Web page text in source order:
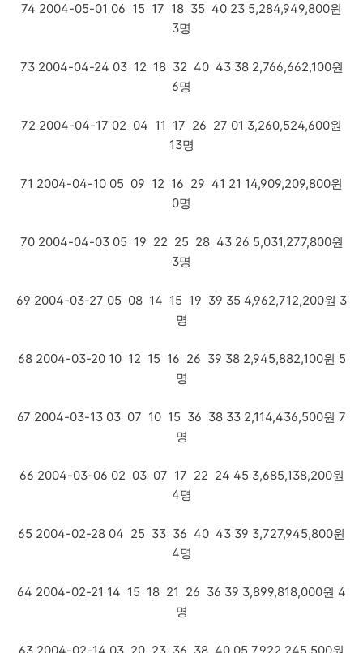
74 2004-05-01 06 15 17 18 35 40 23 5,284,949,800원
3명
73 2004-04-24 03 12 18 32 40 43 38 2,766,662,100원
6명
72 2004-04-17 02 04 11 17 26 27 01 3,260,524,600원
13명
71 2004-04-10 05 09 12 16 29 41 21 14,909,209,800원
0명
70 2004-04-03 05 19 22 25 28 43 26 5,031,277,800원
3명
69 2004-03-27 05 08 14 15 19 39 35 4,962,712,200원 3
명
68 2004-03-20 10 12 15 16 26 39 38 2,945,882,100원 5
명
67 2004-03-13 03 07 10 15 36 38 33 2,114,436,500원 7
명
66 2004-03-06 02 03 07 17 22 24 45 3,685,138,200원
4명
65 2004-02-28 04 25 33 36 40 43 39 3,727,945,800원
4명
64 2004-02-21 14 15 18 21 26 36 39 3,899,818,000원 4
명